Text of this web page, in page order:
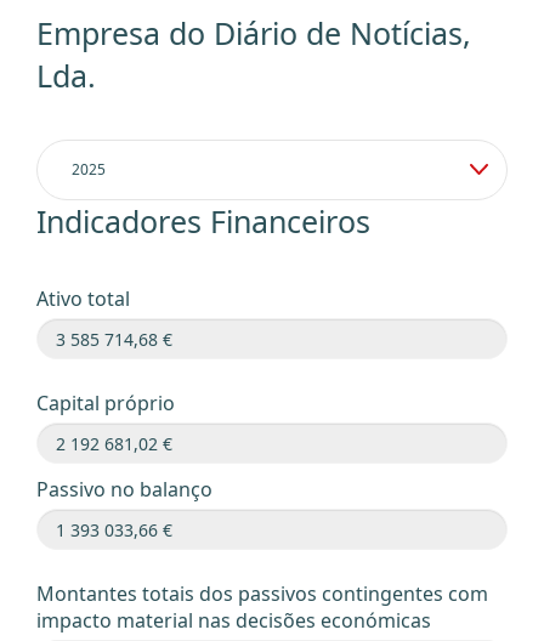
Empresa do Diário de Notícias,
Lda.
Indicadores Financeiros
Ativo total
Capital próprio
Passivo no balanço
Montantes totais dos passivos contingentes com
impacto material nas decisões económicas